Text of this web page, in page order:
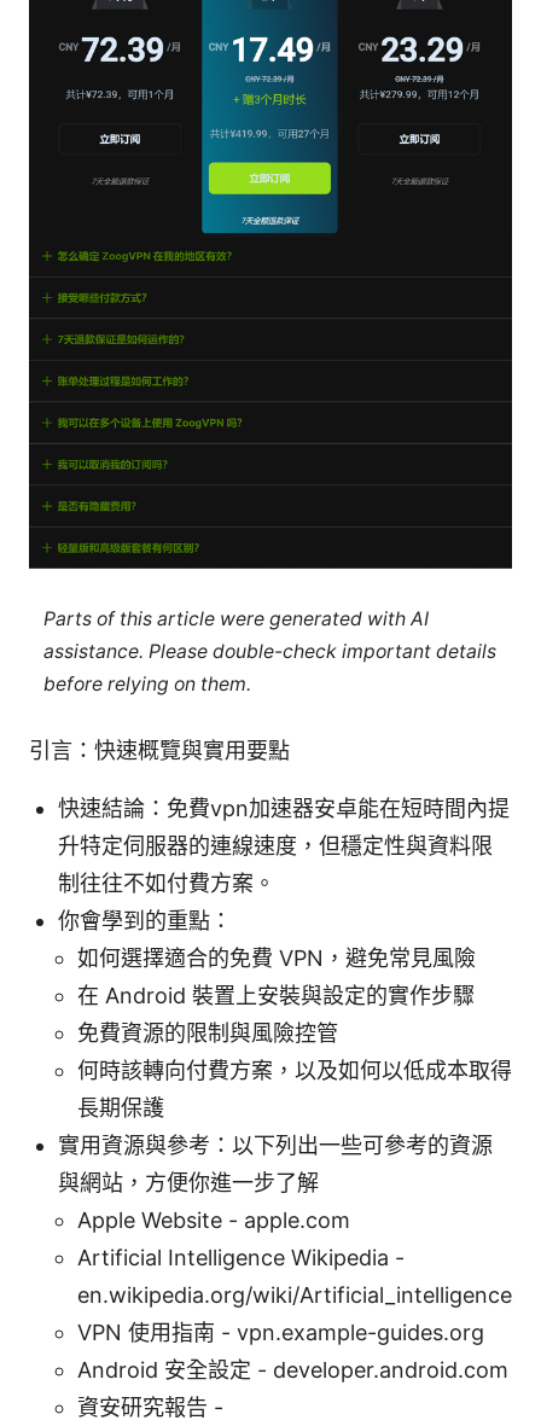
Parts of this article were generated with AI
assistance. Please double-check important details
before relying on them.
引言：快速概覽與實用要點
快速結論：免費vpn加速器安卓能在短時間內提
升特定伺服器的連線速度，但穩定性與資料限
制往往不如付費方案。
你會學到的重點：
如何選擇適合的免費 VPN，避免常見風險
在 Android 裝置上安裝與設定的實作步驟
免費資源的限制與風險控管
何時該轉向付費方案，以及如何以低成本取得
長期保護
實用資源與參考：以下列出一些可參考的資源
與網站，方便你進一步了解
Apple Website - apple.com
Artificial Intelligence Wikipedia -
en.wikipedia.org/wiki/Artificial_intelligence
VPN 使用指南 - vpn.example-guides.org
Android 安全設定 - developer.android.com
資安研究報告 -